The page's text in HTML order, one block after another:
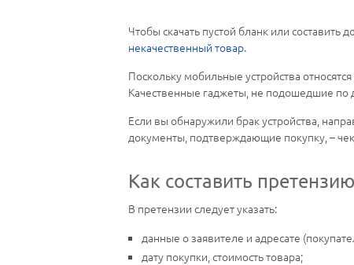
Чтобы скачать пустой бланк или
некачественный товар.
Поскольку мобильные устройства
Качественные гаджеты, не подошедшие по
Если вы обнаружили брак устройства,
документы, подтверждающие покупку, –
Как составить
В претензии следует указать:
данные о заявителе и адресате
дату покупки, стоимость товара;